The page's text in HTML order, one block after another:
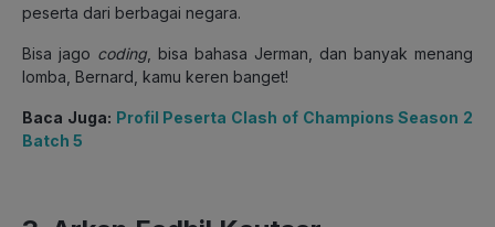
peserta dari berbagai negara.
Bisa jago coding , bisa bahasa Jerman, dan banyak menang
lomba, Bernard, kamu keren banget!
Baca Juga: Profil Peserta Clash of Champions Season 2
Batch 5